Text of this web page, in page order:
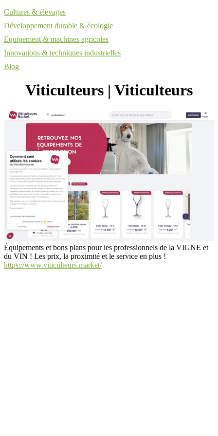
Cultures & élevages
Développement durable & écologie
Equipement & machines agricoles
Innovations & techniques industrielles
Blog
Viti­cul­teurs | Viti­cul­teurs
Équipements et bons plans pour les professionnels de la VIGNE et
du VIN ! Les prix, la proximité et le service en plus !
https://www.viticulteurs.market/